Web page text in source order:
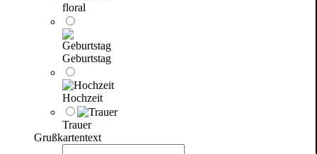
floral
Geburtstag
Hochzeit
Trauer
Grußkartentext